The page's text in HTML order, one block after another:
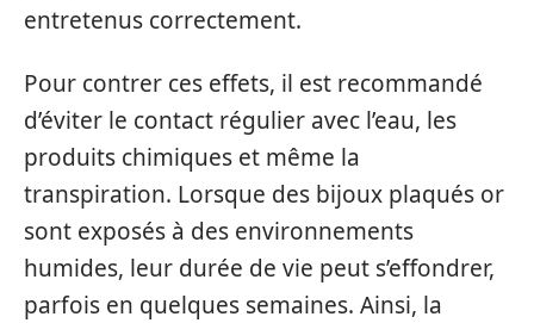
entretenus correctement.
Pour contrer ces effets, il est recommandé
d’éviter le contact régulier avec l’eau, les
produits chimiques et même la
transpiration. Lorsque des bijoux plaqués or
sont exposés à des environnements
humides, leur durée de vie peut s’effondrer,
parfois en quelques semaines. Ainsi, la